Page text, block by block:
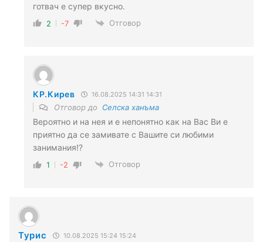
готвач е супер вкусно.
2 -7 Отговор
КР.Кирев 16.08.2025 14:31 14:31
Отговор до Селска ханъма
Вероятно и на нея и е непонятно как на Вас Ви е
приятно да се замивате с Вашите си любими
занимания!?
1 -2 Отговор
Турис 10.08.2025 15:24 15:24